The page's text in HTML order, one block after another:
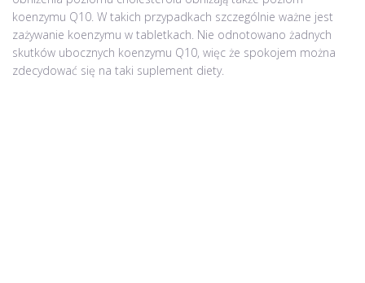
koenzymu Q10. W takich przypadkach szczególnie ważne jest
zażywanie koenzymu w tabletkach. Nie odnotowano żadnych
skutków ubocznych koenzymu Q10, więc że spokojem można
zdecydować się na taki suplement diety.